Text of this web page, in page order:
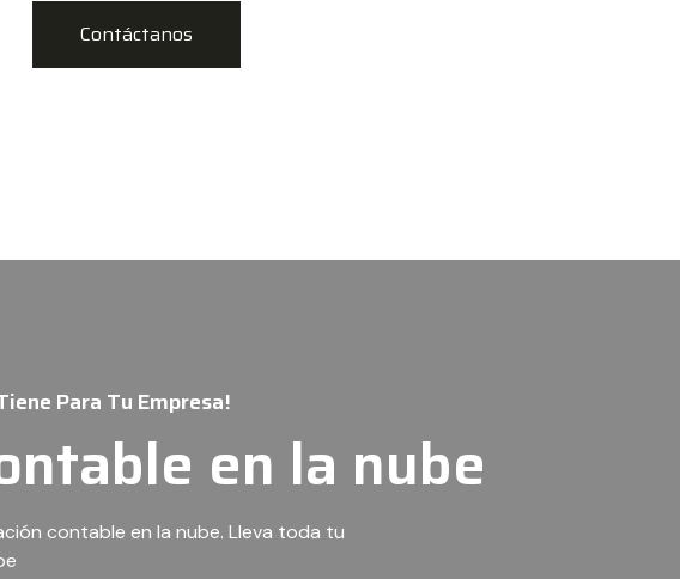
Contáctanos
Para Tu Empresa!
en la nube
contable en la nube. Lleva toda tu